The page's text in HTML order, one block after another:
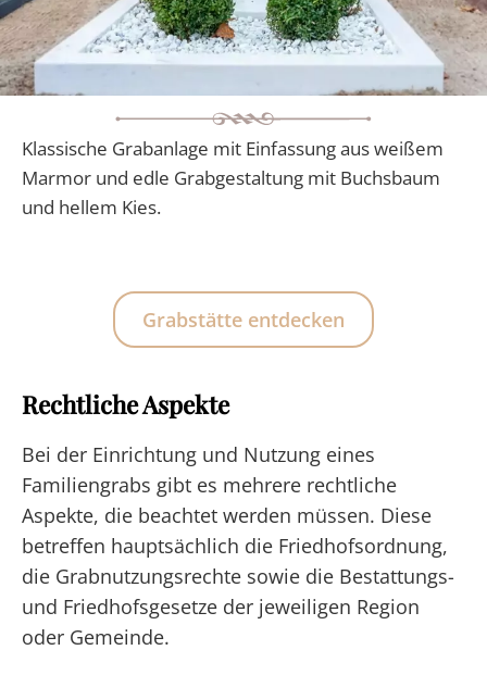
Klassische Grabanlage mit Einfassung aus weißem
Marmor und edle Grabgestaltung mit Buchsbaum
und hellem Kies.
Grabstätte entdecken
Rechtliche Aspekte
Bei der Einrichtung und Nutzung eines
Familiengrabs gibt es mehrere rechtliche
Aspekte, die beachtet werden müssen. Diese
betreffen hauptsächlich die Friedhofsordnung,
die Grabnutzungsrechte sowie die Bestattungs-
und Friedhofsgesetze der jeweiligen Region
oder Gemeinde.